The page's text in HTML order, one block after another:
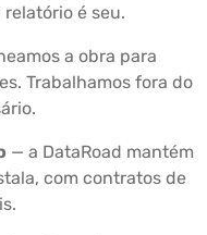
é seu.
a obra para
Trabalhamos fora do
— a DataRoad mantém
com contratos de